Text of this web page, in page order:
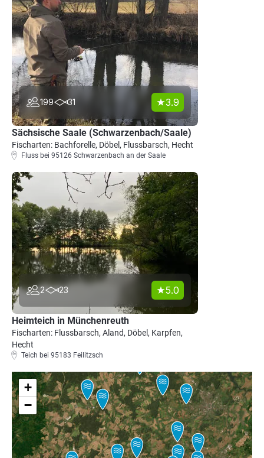
199 31 3.9
Sächsische Saale (Schwarzenbach/Saale)
Fischarten: Bachforelle, Döbel, Flussbarsch, Hecht
Fluss bei 95126 Schwarzenbach an der Saale
2 23 5.0
Heimteich in Münchenreuth
Fischarten: Flussbarsch, Aland, Döbel, Karpfen,
Hecht
Teich bei 95183 Feilitzsch
+
−